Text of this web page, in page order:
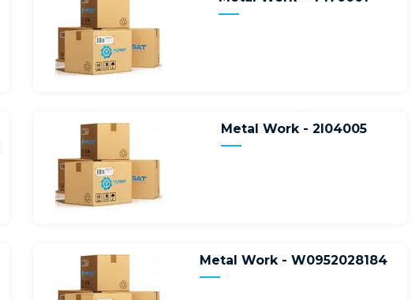
Metal Work - 2l04005
Metal Work - W0952028184